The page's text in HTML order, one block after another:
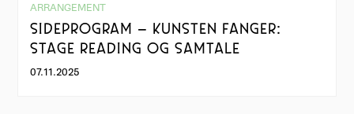
ARRANGEMENT
SIDEPROGRAM – KUNSTEN FANGER:
STAGE READING OG SAMTALE
07.11.2025